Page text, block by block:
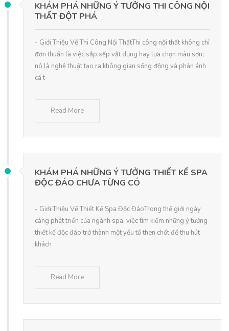
KHÁM PHÁ NHỮNG Ý TƯỞNG THI CÔNG NỘI
THẤT ĐỘT PHÁ
- Giới Thiệu Về Thi Công Nội ThấtThi công nội thất không chỉ
đơn thuần là việc sắp xếp vật dụng hay lựa chọn màu sơn;
nó là nghệ thuật tạo ra không gian sống động và phản ánh
cá t
Read More
KHÁM PHÁ NHỮNG Ý TƯỞNG THIẾT KẾ SPA
ĐỘC ĐÁO CHƯA TỪNG CÓ
- Giới Thiệu Về Thiết Kế Spa Độc ĐáoTrong thế giới ngày
càng phát triển của ngành spa, việc tìm kiếm những ý tưởng
thiết kế độc đáo trở thành một yếu tố then chốt để thu hút
khách
Read More